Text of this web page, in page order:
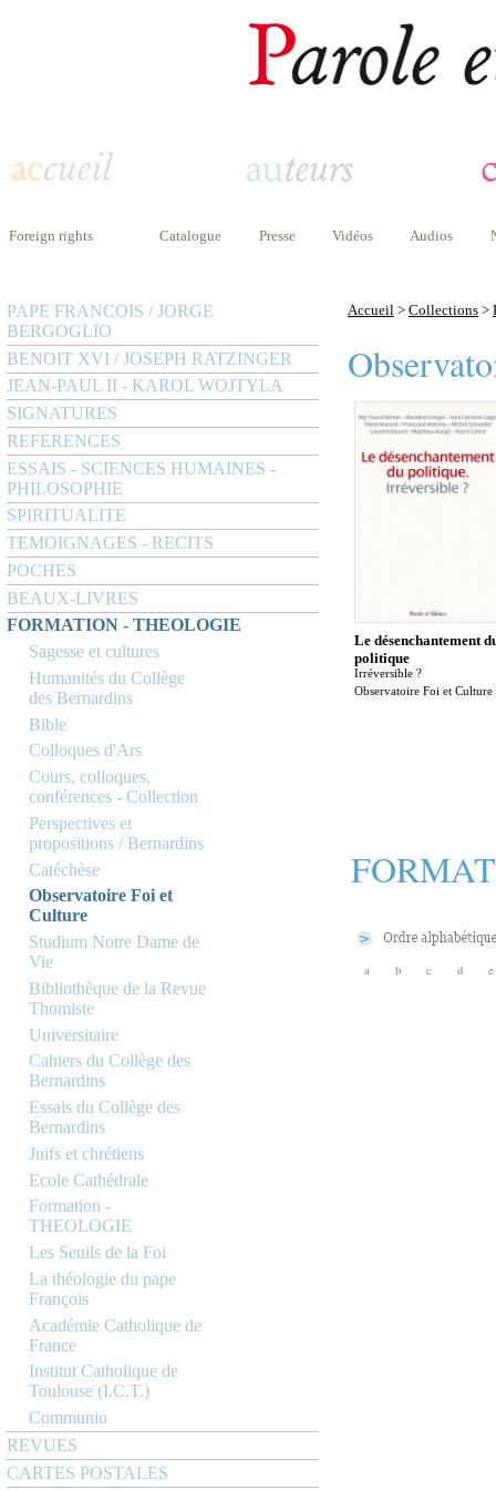
Foreign rights Catalogue Presse Vidéos Audios
PAPE FRANCOIS / JORGE
BERGOGLIO
BENOIT XVI / JOSEPH RATZINGER
JEAN-PAUL II - KAROL WOJTYLA
SIGNATURES
REFERENCES
ESSAIS - SCIENCES HUMAINES -
PHILOSOPHIE
SPIRITUALITE
TEMOIGNAGES - RECITS
POCHES
BEAUX-LIVRES
FORMATION - THEOLOGIE
Sagesse et cultures
Humanités du Collège
des Bernardins
Bible
Colloques d'Ars
Cours, colloques,
conférences - Collection
Perspectives et
propositions / Bernardins
Catéchèse
Observatoire Foi et
Culture
Studium Notre Dame de
Vie
Bibliothèque de la Revue
Thomiste
Universitaire
Cahiers du Collège des
Bernardins
Essais du Collège des
Bernardins
Juifs et chrétiens
Ecole Cathédrale
Formation -
THEOLOGIE
Les Seuils de la Foi
La théologie du pape
François
Académie Catholique de
France
Institut Catholique de
Toulouse (I.C.T.)
Communio
REVUES
CARTES POSTALES
Accueil > Collections >
Le désenchantement
politique
Irréversible ?
Observatoire Foi et Culture
a b c d e